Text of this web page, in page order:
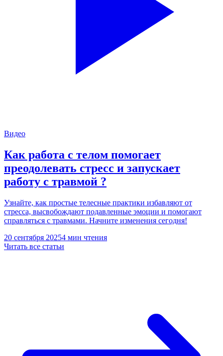
Видео
Как работа с телом помогает
преодолевать стресс и запускает
работу с травмой ?
Узнайте, как простые телесные практики избавляют от
стресса, высвобождают подавленные эмоции и помогают
справляться с травмами. Начните изменения сегодня!
20 сентября 20254 мин чтения
Читать все статьи